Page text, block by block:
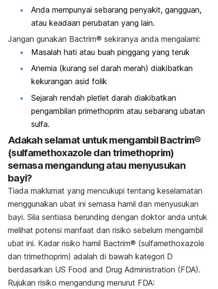
Anda mempunyai sebarang penyakit, gangguan,
atau keadaan perubatan yang lain.
Jangan gunakan Bactrim® sekiranya anda mengalami:
Masalah hati atau buah pinggang yang teruk
Anemia (kurang sel darah merah) diakibatkan
kekurangan asid folik
Sejarah rendah pletlet darah diakibatkan
pengambilan primethoprim atau sebarang ubatan
sulfa.
Adakah selamat untuk mengambil Bactrim®
(sulfamethoxazole dan trimethoprim)
semasa mengandung atau menyusukan
bayi?
Tiada maklumat yang mencukupi tentang keselamatan
menggunakan ubat ini semasa hamil dan menyusukan
bayi. Sila sentiasa berunding dengan doktor anda untuk
melihat potensi manfaat dan risiko sebelum mengambil
ubat ini. Kadar risiko hamil Bactrim® (sulfamethoxazole
dan trimethoprim) adalah di bawah kategori D
berdasarkan US Food and Drug Administration (FDA).
Rujukan risiko mengandung menurut FDA: